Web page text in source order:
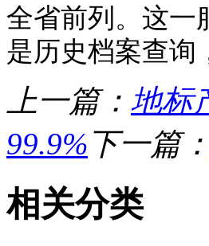
全省前列。这一
是历史档案查询
上一篇： 地标
99.9%下一篇：
相关分类